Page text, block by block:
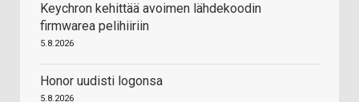
Keychron kehittää avoimen lähdekoodin
firmwarea pelihiiriin
5.8.2026
Honor uudisti logonsa
5.8.2026